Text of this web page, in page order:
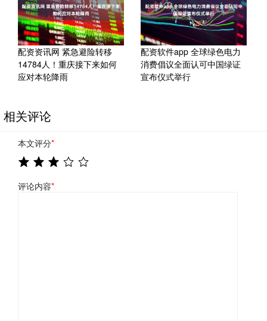
配资资讯网 紧急避险转移
14784人！重庆接下来如何
应对本轮降雨
配资软件app 全球绿色电力
消费倡议全面认可中国绿证
宣布仪式举行
相关评论
本文评分*
评论内容*